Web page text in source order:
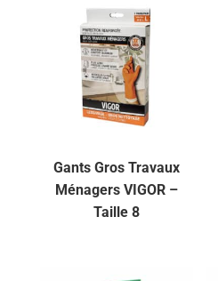
Gants Gros Travaux
Ménagers VIGOR –
Taille 8